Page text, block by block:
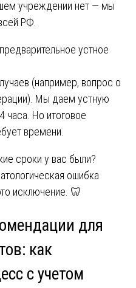
учреждении нет — мы
РФ.
устное
(например, вопрос о
Мы даем устную
часа. Но итоговое
времени.
сроки у вас были?
ошибка
исключение. 🦷
для
как
с учетом